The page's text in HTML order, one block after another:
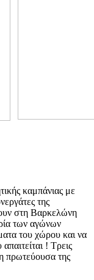
καμπάνιας με
της
στη Βαρκελώνη
των αγώνων
του χώρου και να
! Τρεις
πρωτεύουσα της